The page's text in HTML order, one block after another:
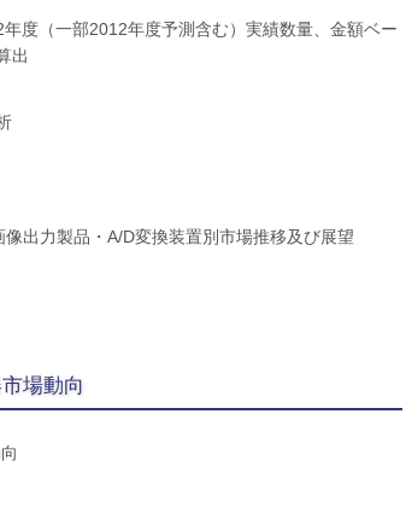
度（一部2012年度予測含む）実績数量、金額ベー
出
出力製品・A/D変換装置別市場推移及び展望
場動向